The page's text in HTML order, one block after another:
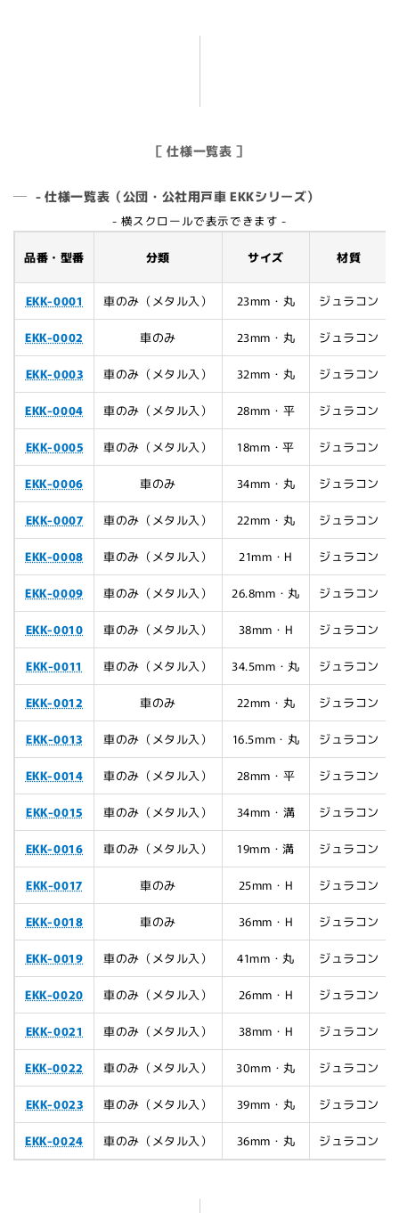
［ 仕様一覧表 ］
- 仕様一覧表（公団・公社用戸車 EKKシリーズ）
- 横スクロールで表示できます -
品番・型番 分類 サイズ 材質
EKK-0001 車のみ（メタル入） 23mm・丸 ジュラコン
EKK-0002 車のみ 23mm・丸 ジュラコン
EKK-0003 車のみ（メタル入） 32mm・丸 ジュラコン
EKK-0004 車のみ（メタル入） 28mm・平 ジュラコン
EKK-0005 車のみ（メタル入） 18mm・平 ジュラコン
EKK-0006 車のみ 34mm・丸 ジュラコン
EKK-0007 車のみ（メタル入） 22mm・丸 ジュラコン
EKK-0008 車のみ（メタル入） 21mm・H ジュラコン
EKK-0009 車のみ（メタル入） 26.8mm・丸 ジュラコン
EKK-0010 車のみ（メタル入） 38mm・H ジュラコン
EKK-0011 車のみ（メタル入） 34.5mm・丸 ジュラコン
EKK-0012 車のみ 22mm・丸 ジュラコン
EKK-0013 車のみ（メタル入） 16.5mm・丸 ジュラコン
EKK-0014 車のみ（メタル入） 28mm・平 ジュラコン
EKK-0015 車のみ（メタル入） 34mm・溝 ジュラコン
EKK-0016 車のみ（メタル入） 19mm・溝 ジュラコン
EKK-0017 車のみ 25mm・H ジュラコン
EKK-0018 車のみ 36mm・H ジュラコン
EKK-0019 車のみ（メタル入） 41mm・丸 ジュラコン
EKK-0020 車のみ（メタル入） 26mm・H ジュラコン
EKK-0021 車のみ（メタル入） 38mm・H ジュラコン
EKK-0022 車のみ（メタル入） 30mm・丸 ジュラコン
EKK-0023 車のみ（メタル入） 39mm・丸 ジュラコン
EKK-0024 車のみ（メタル入） 36mm・丸 ジュラコン